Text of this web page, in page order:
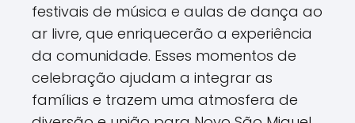
festivais de música e aulas de dança ao
ar livre, que enriquecerão a experiência
da comunidade. Esses momentos de
celebração ajudam a integrar as
famílias e trazem uma atmosfera de